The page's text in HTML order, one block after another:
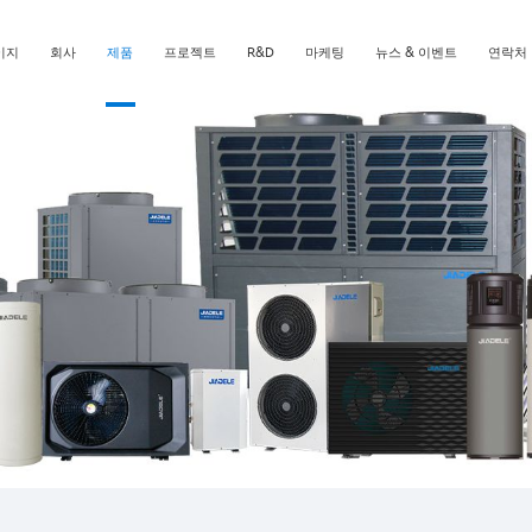
지 회사 제품 프로젝트 R&D 마케팅 뉴스 & 이벤트 연락처